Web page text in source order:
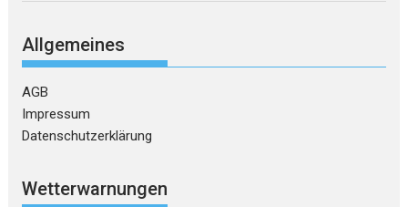
Allgemeines
AGB
Impressum
Datenschutzerklärung
Wetterwarnungen